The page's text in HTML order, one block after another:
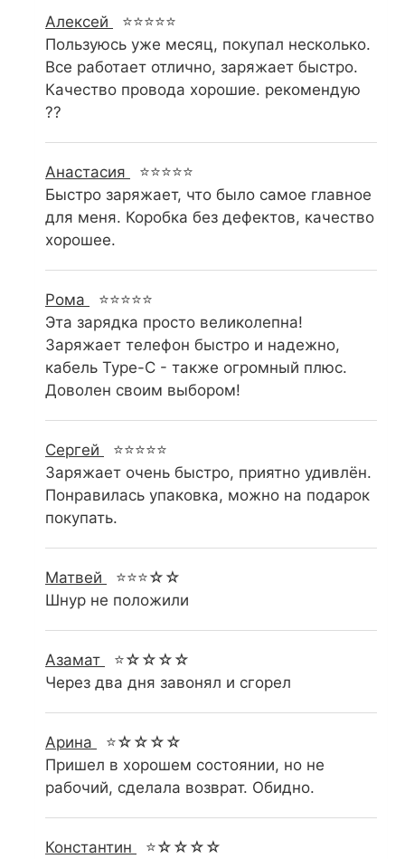
Алексей
⭐⭐⭐⭐⭐
Пользуюсь уже месяц, покупал несколько.
Все работает отлично, заряжает быстро.
Качество провода хорошие. рекомендую
??
Анастасия
⭐⭐⭐⭐⭐
Быстро заряжает, что было самое главное
для меня. Коробка без дефектов, качество
хорошее.
Рома
⭐⭐⭐⭐⭐
Эта зарядка просто великолепна!
Заряжает телефон быстро и надежно,
кабель Type-C - также огромный плюс.
Доволен своим выбором!
Сергей
⭐⭐⭐⭐⭐
Заряжает очень быстро, приятно удивлён.
Понравилась упаковка, можно на подарок
покупать.
Матвей
⭐⭐⭐☆☆
Шнур не положили
Азамат
⭐☆☆☆☆
Через два дня завонял и сгорел
Арина
⭐☆☆☆☆
Пришел в хорошем состоянии, но не
рабочий, сделала возврат. Обидно.
Константин ⭐☆☆☆☆